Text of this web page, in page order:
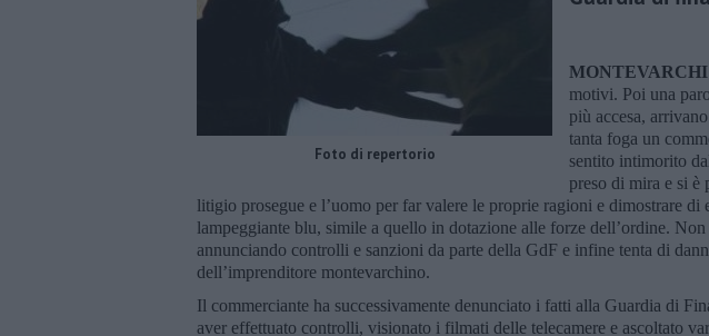
Foto di repertorio
motivi. Poi una
più accesa,
tanta foga un
sentito intimorito
preso di mira e si è
litigio prosegue e l’uomo per far valere le proprie ragioni e dimostrare di
lampeggiante blu, simile a quello in dotazione alle forze dell’ordine.
annunciando controlli e sanzioni da parte della GdF e infine tenta di
dell’imprenditore montevarchino.
Il commerciante ha successivamente denunciato i fatti alla Guardia di
aver effettuato controlli, visionato i filmati delle telecamere e ascoltato